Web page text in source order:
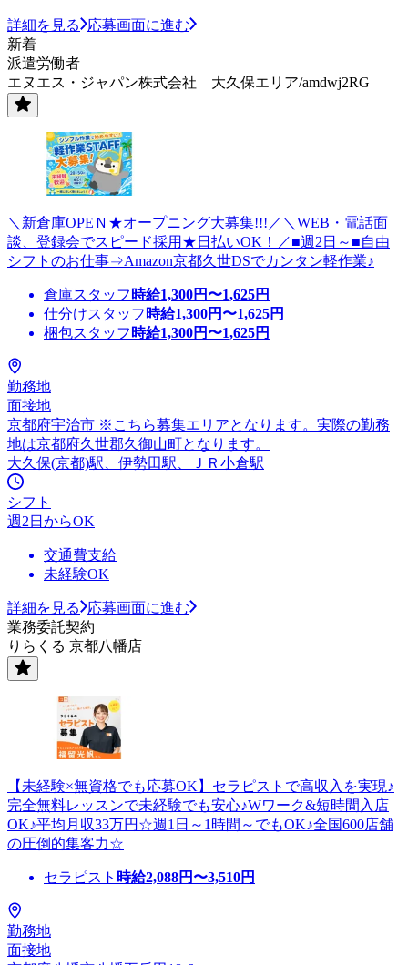
詳細を見る
応募画面に進む
新着
派遣労働者
エヌエス・ジャパン株式会社 大久保エリア/amdwj2RG
＼新倉庫OPEＮ★オープニング大募集!!!／＼WEB・電話面
談、登録会でスピード採用★日払いOK！／■週2日～■自由
シフトのお仕事⇒Amazon京都久世DSでカンタン軽作業♪
倉庫スタッフ 時給1,300円〜1,625円
仕分けスタッフ 時給1,300円〜1,625円
梱包スタッフ 時給1,300円〜1,625円
勤務地
面接地
京都府宇治市 ※こちら募集エリアとなります。実際の勤務
地は京都府久世郡久御山町となります。
大久保(京都)駅、伊勢田駅、ＪＲ小倉駅
シフト
週2日からOK
交通費支給
未経験OK
詳細を見る
応募画面に進む
業務委託契約
りらくる 京都八幡店
【未経験×無資格でも応募OK】セラピストで高収入を実現♪
完全無料レッスンで未経験でも安心♪Wワーク&短時間入店
OK♪平均月収33万円☆週1日～1時間～でもOK♪全国600店舗
の圧倒的集客力☆
セラピスト 時給2,088円〜3,510円
勤務地
面接地